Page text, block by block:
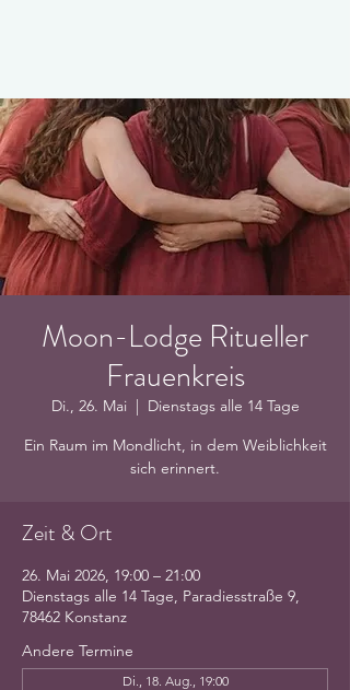
Moon-Lodge Ritueller
Frauenkreis
Di., 26. Mai
  |
Dienstags alle 14 Tage
Ein Raum im Mondlicht, in dem Weiblichkeit
sich erinnert.
Zeit & Ort
26. Mai 2026, 19:00 – 21:00
Dienstags alle 14 Tage, Paradiesstraße 9,
78462 Konstanz
Andere Termine
Di., 18. Aug., 19:00